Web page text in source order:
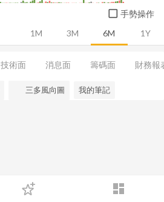
dashboard
下單
1M 3M 6M 1Y
手勢操作
技術面 消息面 籌碼面 財務報
三多風向圖 我的筆記